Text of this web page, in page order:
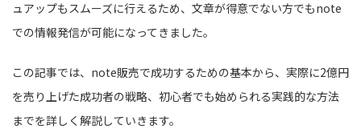
ュアップもスムーズに行えるため、文章が得意でない方でもnote
での情報発信が可能になってきました。
この記事では、note販売で成功するための基本から、実際に2億円
を売り上げた成功者の戦略、初心者でも始められる実践的な方法
までを詳しく解説していきます。